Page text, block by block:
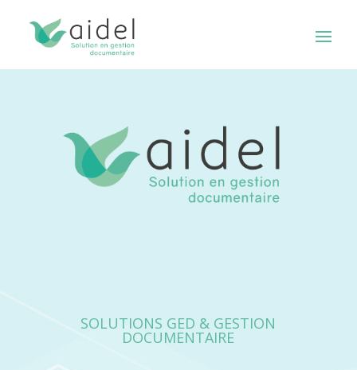
SOLUTIONS GED & GESTION
DOCUMENTAIRE